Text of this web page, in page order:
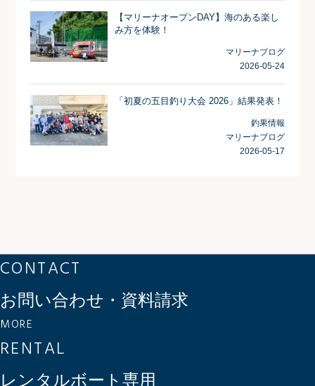
【マリーナオープンDAY】海のある楽し
み方を体験！
マリーナブログ
2026-05-24
「初夏の五目釣り大会 2026」結果発表！
釣果情報
マリーナブログ
2026-05-17
CONTACT
お問い合わせ・資料請求
MORE
RENTAL
レンタルボート専用